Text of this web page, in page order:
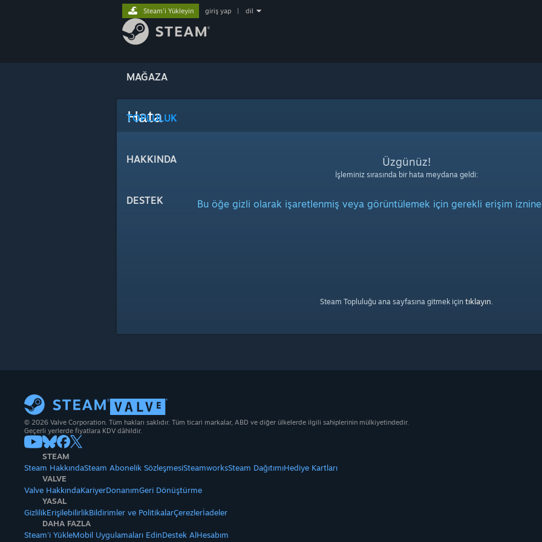
MAĞAZA
TOPLULUK
HAKKINDA
DESTEK
Steam'i Yükleyin giriş yap dil
Hata
Üzgünüz!
İşleminiz sırasında bir hata meydana geldi:
Bu öğe gizli olarak işaretlenmiş veya görüntülemek için gerekli erişim
Steam Topluluğu ana sayfasına gitmek için tıklayın.
© 2026 Valve Corporation. Tüm hakları saklıdır. Tüm ticari markalar, ABD ve diğer ülkelerde ilgili sahiplerinin mülkiyetindedir.
Geçerli yerlerde fiyatlara KDV dâhildir.
STEAM
Steam HakkındaSteam Abonelik SözleşmesiSteamworksSteam DağıtımıHediye Kartları
VALVE
Valve HakkındaKariyerDonanımGeri Dönüştürme
YASAL
GizlilikErişilebilirlikBildirimler ve PolitikalarÇerezlerİadeler
DAHA FAZLA
Steam'i YükleMobil Uygulamaları EdinDestek AlHesabım